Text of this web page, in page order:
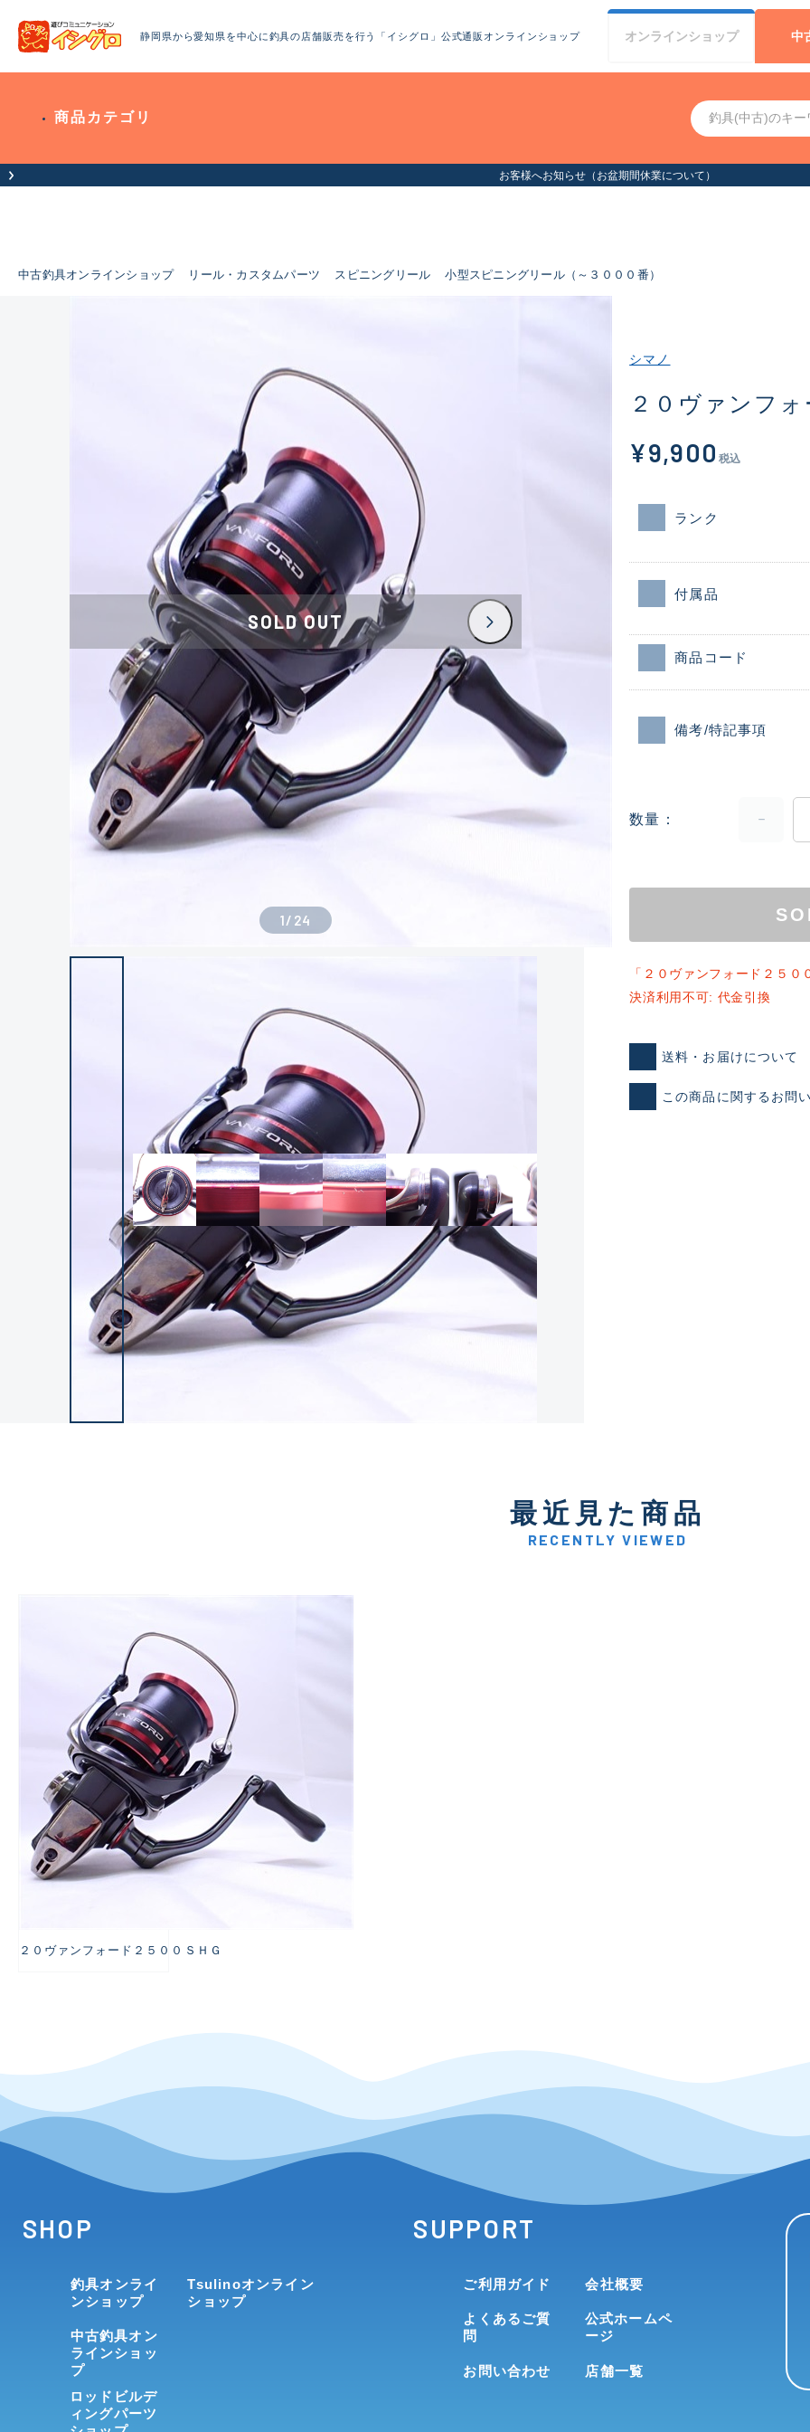
静岡県から愛知県を中心に釣具の店舗販売を行う「イシグロ」公式通販オンラインショップ オンラインショップ 中
商品カテゴリ
お客様へお知らせ（お盆
中古釣具オンラインショップ リール・カスタムパーツ スピニングリール 小型スピニングリール（～３０００番）
ランクとは？
良
新古品（メーカー問屋から
品）
C-
い品
SOLD OUT
1/ 24
シマノ
２０ヴァンフ
¥9,900 税込
ランク
付属品
商品コード
備考/特記事項
数量
「２０ヴァンフォード２５０
決済利用不可: 代金引換
送料・お届けについて
この商品に関するお問
最近見た商品
RECENTLY VIEWED
２０ヴァンフォード２５００ＳＨＧ
SHOP
釣具オンライ
ンショップ
中古釣具オン
ラインショッ
プ
ロッドビルデ
ィングパーツ
Tsulinoオンライン
ショップ
SUPPORT
ご利用ガイド
よくあるご質
問
お問い合わせ
会社概要
公式ホームペ
ージ
店舗一覧